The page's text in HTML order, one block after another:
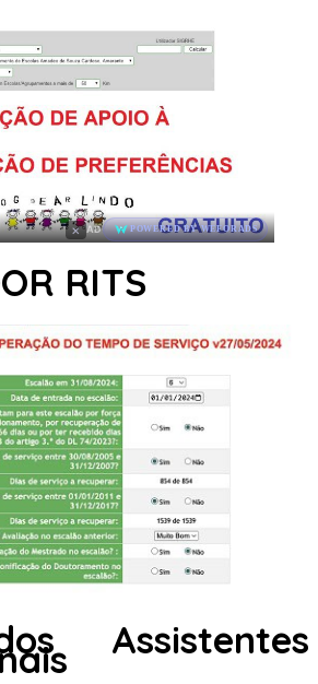
× AD POWERED BY WEFORADS
RITS
Assistentes